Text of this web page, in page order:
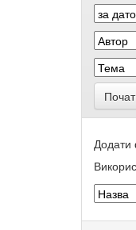
Додати